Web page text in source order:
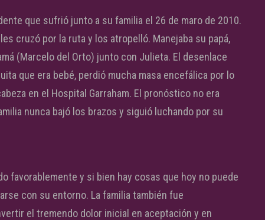
que sufrió junto a su familia el 26 de maro de 2010.
cruzó por la ruta y los atropelló. Manejaba su papá,
(Marcelo del Orto) junto con Julieta. El desenlace
que era bebé, perdió mucha masa encefálica por lo
en el Hospital Garraham. El pronóstico no era
nunca bajó los brazos y siguió luchando por su
favorablemente y si bien hay cosas que hoy no puede
con su entorno. La familia también fue
el tremendo dolor inicial en aceptación y en